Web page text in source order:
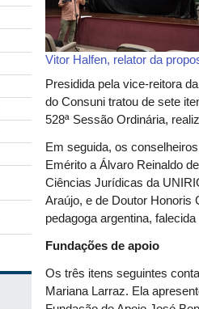
Vitor Halfen, relator da
Presidida pela vice-reitora
do Consuni tratou de sete
528ª Sessão Ordinária,
Em seguida, os
Emérito a Álvaro Reinaldo
Ciências Jurídicas da
Araújo, e de Doutor Honoris
pedagoga argentina,
Fundações de apoio
Os três itens seguintes
Mariana Larraz. Ela